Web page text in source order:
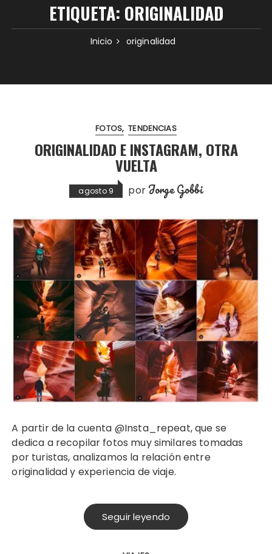
ETIQUETA: ORIGINALIDAD
Inicio originalidad
FOTOS TENDENCIAS
ORIGINALIDAD E INSTAGRAM, OTRA
VUELTA
agosto 9 por Jorge Gobbi
A partir de la cuenta @Insta_repeat, que se
dedica a recopilar fotos muy similares tomadas
por turistas, analizamos la relación entre
originalidad y experiencia de viaje.
Seguir leyendo